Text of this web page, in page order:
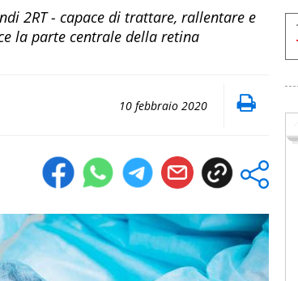
2RT - capace di trattare, rallentare e
la parte centrale della retina
10 febbraio 2020